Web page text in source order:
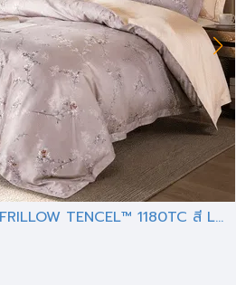
TENCEL™ 1180TC สี L...